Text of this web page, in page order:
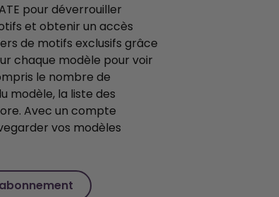
pour déverrouiller
et obtenir un accès
de motifs exclusifs grâce
chaque modèle pour voir
le nombre de
modèle, la liste des
Avec un compte
vos modèles